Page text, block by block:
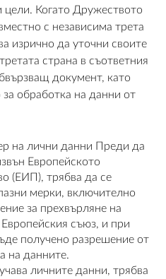
цели. Когато Дружеството
с независима трета
изрично да уточни своите
страна в съответния
документ, като
обработка на данни от
на лични данни Преди да
Европейското
(ЕИП), трябва да се
мерки, включително
за прехвърляне на
съюз, и при
получено разрешение от
на данните.
личните данни, трябва